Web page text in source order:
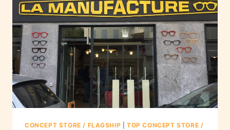
CONCEPT STORE / FLAGSHIP |TOP CONCEPT STORE /